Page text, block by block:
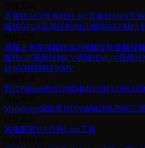
音频转AC3音频转FLAC音频转M4A音
频转OPUS音频转PCM音频转WAVMP3
视频去水印视频转3GP视频提取音频视
频转GIF视频转MKV视频转MOV视频转
转WEB视频转WMV
TOTPBase64MD2MD4MD5SHA1
Markdown编辑器JSON编辑器条形码二
风格配置UA分析Lang工具